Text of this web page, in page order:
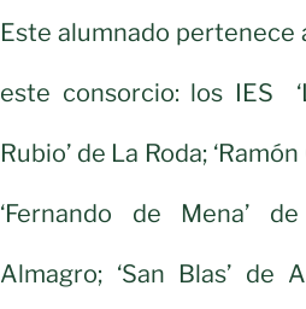
Este alumnado
este consorcio: los IES
Rubio’ de La Roda;
‘Fernando de Mena’
Almagro; ‘San Blas’ de